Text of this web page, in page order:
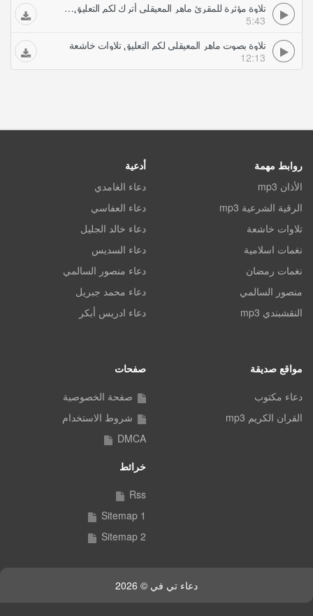
تلاوة مؤثرة للمقرئ ماهر المعيقلي أترك لكم التعليق تلاوات خاشعة
5:43
تلاوة بصوت ماهر المعيقلي لكم التعليق تلاوات خاشعة
12:13
روابط مهمة
الأذان mp3
الرقية الشرعية mp3
تلاوات خاشعة
نغمات اسلامية
نغمات رمضان
منصور السالمي
النقشبندي mp3
أدعية
دعاء الغامدي
دعاء العفاسي
دعاء خالد الجليل
دعاء السديس
دعاء منصور السالمي
دعاء محمد جبريل
دعاء ادريس أبكر
مواقع صديقة
دعاء مكتوب
القران الكريم mp3
صفحات
صفحة الخصوصية
شروط الاستخدام
DMCA
خرائط
Rss
Sitemap 1
Sitemap 2
دعاء تي في © 2026